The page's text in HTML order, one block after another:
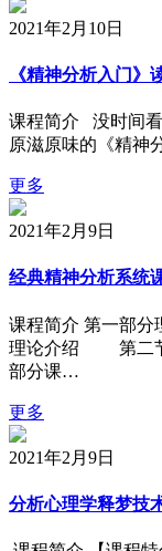
2021年2月10日
《精神分析入门》
课程简介 没时间
原滋原味的《精神
更多
2021年2月9日
经典精神分析系统
课程简介 第一部分
理论介绍 第二节
部分课…
更多
2021年2月9日
分析心理学释梦技